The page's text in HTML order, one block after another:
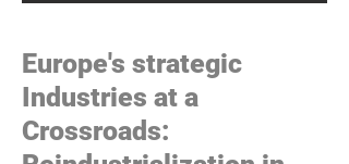
Europe's strategic
Industries at a
Crossroads: